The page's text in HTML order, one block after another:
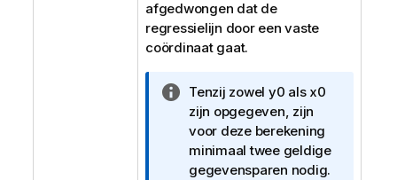
afgedwongen dat de
regressielijn door een vaste
coördinaat gaat.
I
n
f
o
r
Tenzij zowel y0 als x0
zijn opgegeven, zijn
voor deze berekening
minimaal twee geldige
gegevensparen nodig.